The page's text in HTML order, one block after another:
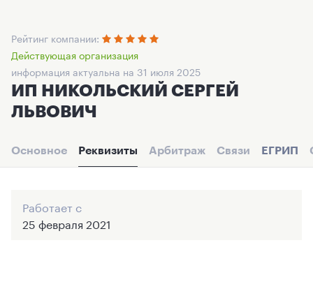
Рейтинг компании:
Действующая организация
информация актуальна на 31 июля 2025
ИП НИКОЛЬСКИЙ СЕРГЕЙ
ЛЬВОВИЧ
Основное Реквизиты Арбитраж Связи ЕГРИП
Работает с
25 февраля 2021